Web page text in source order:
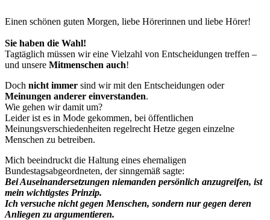
Einen schönen guten Morgen, liebe Hörerinnen und liebe Hörer!
Sie haben die Wahl!
Tagtäglich müssen wir eine Vielzahl von Entscheidungen treffen –
und unsere Mitmenschen auch!
Doch nicht immer sind wir mit den Entscheidungen oder
Meinungen anderer einverstanden.
Wie gehen wir damit um?
Leider ist es in Mode gekommen, bei öffentlichen
Meinungsverschiedenheiten regelrecht Hetze gegen einzelne
Menschen zu betreiben.
Mich beeindruckt die Haltung eines ehemaligen
Bundestagsabgeordneten, der sinngemäß sagte:
Bei Auseinandersetzungen niemanden persönlich anzugreifen, ist
mein wichtigstes Prinzip.
Ich versuche nicht gegen Menschen, sondern nur gegen deren
Anliegen zu argumentieren.